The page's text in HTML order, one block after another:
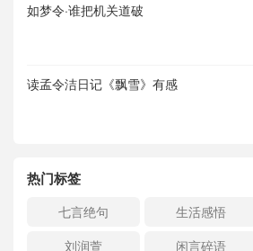
如梦令·谁把机关道破
读孟令洁日记《飘雪》有感
热门标签
七言绝句 生活感悟
刘润萱
闲言碎语